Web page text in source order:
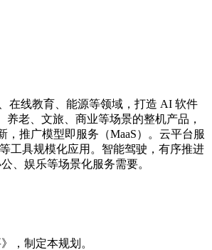
在线教育、能源等领域，打造 AI 软件
老、文旅、商业等场景的整机产品，
推广模型即服务（MaaS）。云平台服
工具规模化应用。智能驾驶，有序推进
、娱乐等场景化服务需要。
，制定本规划。